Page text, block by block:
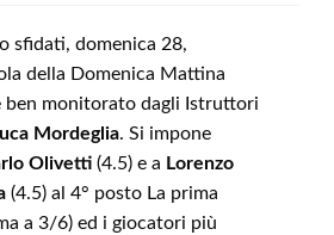
sfidati, domenica 28,
della Domenica Mattina
ben monitorato dagli Istruttori
Mordeglia. Si impone
Olivetti (4.5) e a Lorenzo
(4.5) al 4° posto La prima
a 3/6) ed i giocatori più